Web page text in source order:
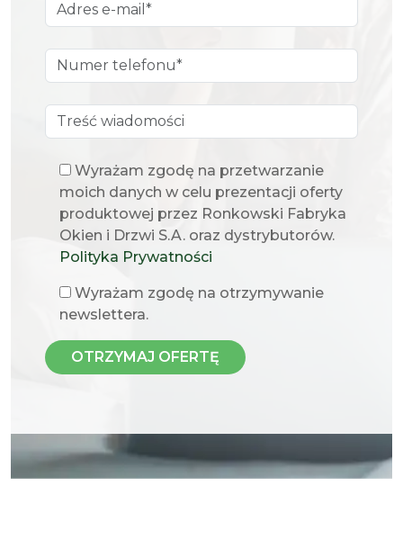
Wyrażam zgodę na przetwarzanie
moich danych w celu prezentacji oferty
produktowej przez Ronkowski Fabryka
Okien i Drzwi S.A. oraz dystrybutorów.
Polityka Prywatności
Wyrażam zgodę na otrzymywanie
newslettera.